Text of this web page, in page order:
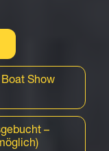
Show
–